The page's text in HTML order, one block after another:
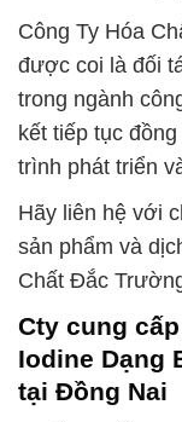
Công Ty Hóa
được coi là đối
trong ngành
kết tiếp tục
trình phát triển
Hãy liên hệ với
sản phẩm và
Chất Đắc
Cty cung
Iodine Dạng
tại Đồng Nai